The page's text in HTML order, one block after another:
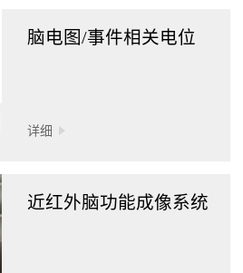
脑电图/事件相关电位
详细
近红外脑功能成像系统